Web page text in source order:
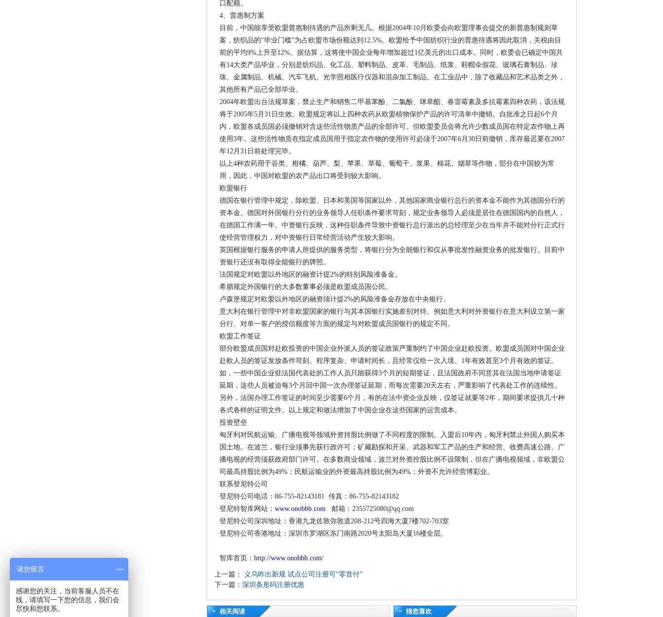
口配额。
4、普惠制方案
目前，中国能享受欧盟普惠制待遇的产品所剩无几。根据2004年10月欧委会向欧盟理事会提交的新普惠制规则草
案，纺织品的“毕业门槛”为占欧盟市场份额达到12.5%。欧盟给予中国纺织行业的普惠待遇将因此取消，关税由目
前的平均9%上升至12%。据估算，这将使中国企业每年增加超过1亿美元的出口成本。同时，欧委会已确定中国共
有14大类产品毕业，分别是纺织品、化工品、塑料制品、皮革、毛制品、纸浆、鞋帽伞假花、玻璃石膏制品、珍
珠、金属制品、机械、汽车飞机、光学照相医疗仪器和混杂加工制品。在工业品中，除了收藏品和艺术品类之外，
其他所有产品已全部毕业。
2004年欧盟出台法规草案，禁止生产和销售二甲基苯酚、二氯酚、咪草酯、春雷霉素及多抗霉素四种农药，该法规
将于2005年5月31日生效。欧盟规定将以上四种农药从欧盟植物保护产品的许可清单中撤销。自批准之日起6个月
内，欧盟各成员国必须撤销对含这些活性物质产品的全部许可。但欧盟委员会将允许少数成员国在特定农作物上再
使用3年。这些活性物质在指定成员国用于指定农作物的使用许可必须于2007年6月30日前撤销，库存最迟要在2007
年12月31日前处理完毕。
以上4种农药用于谷类、柑橘、葫芦、梨、苹果、草莓、葡萄干、浆果、棉花、烟草等作物，部分在中国较为常
用，因此，中国对欧盟的农产品出口将受到较大影响。
欧盟银行
德国在银行管理中规定，除欧盟、日本和美国等国家以外，其他国家商业银行总行的资本金不能作为其德国分行的
资本金。德国对外国银行分行的业务领导人任职条件要求苛刻，规定业务领导人必须是居住在德国国内的自然人，
在德国工作满一年。中资银行反映，这种任职条件导致中资银行总行派出的总经理至少在当年并不能对分行正式行
使经营管理权力，对中资银行日常经营活动产生较大影响。
英国根据银行服务的申请人所提供的服务类型，将银行分为全能银行和仅从事批发性融资业务的批发银行。目前中
资银行还没有取得全能银行的牌照。
法国规定对欧盟以外地区的融资计提2%的特别风险准备金。
希腊规定外国银行的大多数董事必须是欧盟成员国公民。
卢森堡规定对欧盟以外地区的融资须计提2%的风险准备金存放在中央银行。
意大利在银行管理中对非欧盟国家的银行与其本国银行实施差别对待。例如意大利对外资银行在意大利设立第一家
分行、对单一客户的授信额度等方面的规定与对欧盟成员国银行的规定不同。
欧盟工作签证
部分欧盟成员国对赴欧投资的中国企业外派人员的签证政策严重制约了中国企业赴欧投资。欧盟成员国对中国企业
赴欧人员的签证发放条件苛刻、程序复杂、申请时间长，且经常仅给一次入境、1年有效甚至3个月有效的签证。
如，一些中国企业驻法国代表处的工作人员只能获得3个月的短期签证，且法国政府不同意其在法国当地申请签证
延期，这些人员被迫每3个月回中国一次办理签证延期，而每次需要20天左右，严重影响了代表处工作的连续性。
另外，法国办理工作签证的时间至少需要6个月，有的在法中资企业反映，仅签证就要等2年，期间要求提供几十种
各式各样的证明文件。以上规定和做法增加了中国企业在这些国家的运营成本。
投资壁垒
匈牙利对民航运输、广播电视等领域外资持股比例做了不同程度的限制。入盟后10年内，匈牙利禁止外国人购买本
国土地。在波兰，银行业须事先获行政许可；矿藏勘探和开采、武器和军工产品的生产和经营、收费高速公路、广
播电视的经营须获政府部门许可。在多数商业领域，波兰对外资控股比例不设限制，但在广播电视领域，非欧盟公
司最高持股比例为49%；民航运输业的外资最高持股比例为49%；外资不允许经营博彩业。
联系登尼特公司
登尼特公司电话：86-755-82143181 传真：86-755-82143182
登尼特智库网站： www.onobbb.com 邮箱：2355725080@qq.com
登尼特公司深圳地址：香港九龙佐敦弥敦道208-212号四海大厦7楼702-703室
登尼特公司香港地址：深圳市罗湖区东门南路2020号太阳岛大厦16楼全层。
智库首页： http://www.onobbb.com/
上一篇：
义乌昨出新规 试点公司注册可“零首付”
下一篇： 深圳条形码注册优惠
相关阅读 猜您喜欢
请您留言
感谢您的关注，当前客服人员不在
线，请填写一下您的信息，我们会
尽快和您联系。